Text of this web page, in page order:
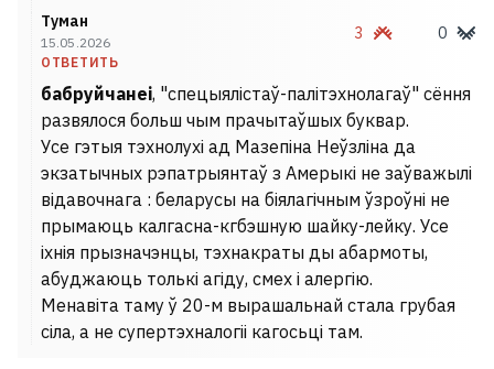
Туман
15.05.2026
ОТВЕТИТЬ
3 0
бабруйчанеі, "спецыялістаў-палітэхнолагаў" сёння
развялося больш чым прачытаўшых буквар.
Усе гэтыя тэхнолухі ад Мазепіна Неўзліна да
экзатычных рэпатрыянтаў з Амерыкі не заўважылі
відавочнага : беларусы на біялагічным ўзроўні не
прымаюць калгасна-кгбэшную шайку-лейку. Усе
іхнія прызначэнцы, тэхнакраты ды абармоты,
абуджаюць толькі агіду, смех і алергію.
Менавіта таму ў 20-м вырашальнай стала грубая
сіла, а не супертэхналогіі кагосьці там.